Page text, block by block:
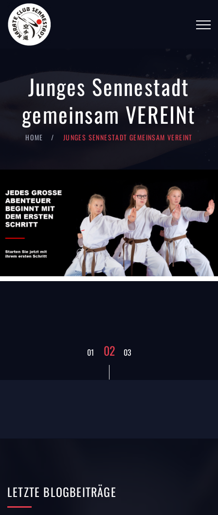
Junges Sennestadt
gemeinsam VEREINt
HOME JUNGES SENNESTADT GEMEINSAM VEREINT
01 02 03
LETZTE BLOGBEITRÄGE